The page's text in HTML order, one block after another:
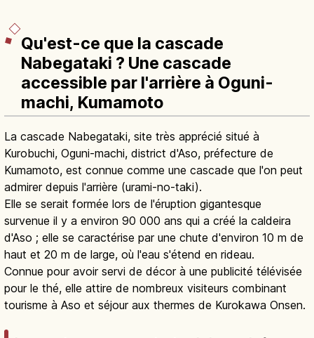
Qu'est-ce que la cascade
Nabegataki ? Une cascade
accessible par l'arrière à Oguni-
machi, Kumamoto
La cascade Nabegataki, site très apprécié situé à
Kurobuchi, Oguni-machi, district d'Aso, préfecture de
Kumamoto, est connue comme une cascade que l'on peut
admirer depuis l'arrière (urami-no-taki).
Elle se serait formée lors de l'éruption gigantesque
survenue il y a environ 90 000 ans qui a créé la caldeira
d'Aso ; elle se caractérise par une chute d'environ 10 m de
haut et 20 m de large, où l'eau s'étend en rideau.
Connue pour avoir servi de décor à une publicité télévisée
pour le thé, elle attire de nombreux visiteurs combinant
tourisme à Aso et séjour aux thermes de Kurokawa Onsen.